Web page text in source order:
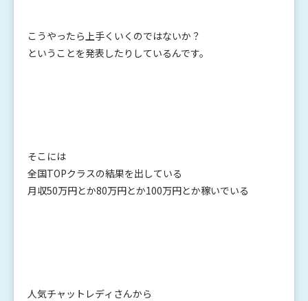
こうやったら上手くいくのではないか？
ということを発表したりしているんです。
そこには
全国TOPクラスの結果を出している
月収50万円とか80万円とか100万円とか稼いでいる
人気チャットレディさんから